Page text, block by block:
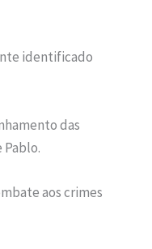
identificado
das
aos crimes